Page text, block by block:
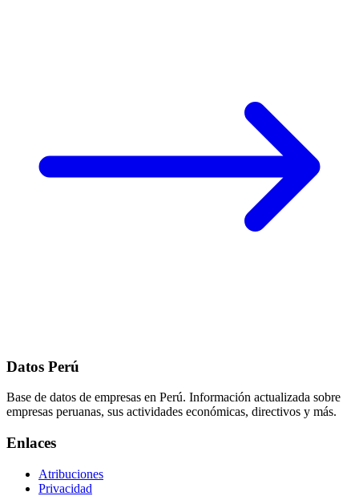
Datos Perú
Base de datos de empresas en Perú. Información actualizada sobre
empresas peruanas, sus actividades económicas, directivos y más.
Enlaces
Atribuciones
Privacidad